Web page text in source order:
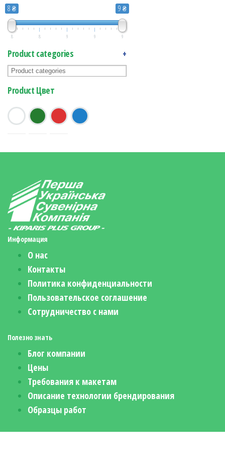
8 ₴ 9 ₴
8 8 9 9 9
Product categories +
Product Цвет
Информация
О нас
Контакты
Политика конфиденциальности
Пользовательское соглашение
Сотрудничество с нами
Полезно знать
Блог компании
Цены
Требования к макетам
Описание технологии брендирования
Образцы работ